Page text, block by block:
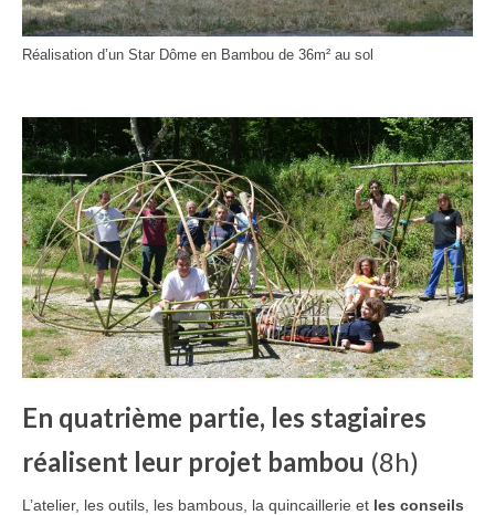
Réalisation d’un Star Dôme en Bambou de 36m² au sol
En quatrième partie, les stagiaires
réalisent leur projet bambou (8h)
L’atelier, les outils, les bambous, la quincaillerie et les conseils